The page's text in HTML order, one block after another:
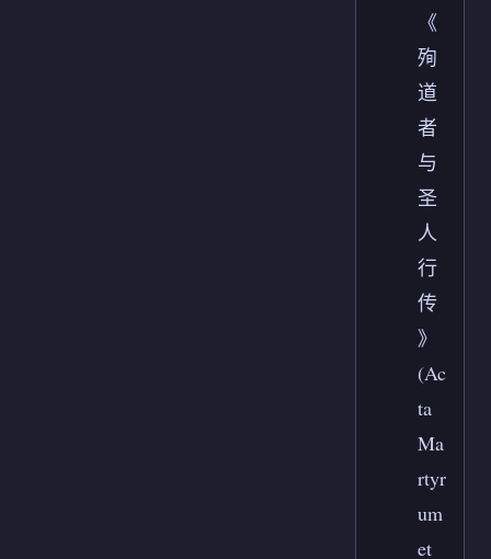
《
殉
道
者
与
圣
人
行
传
》
(Ac
ta
Ma
rtyr
um
et